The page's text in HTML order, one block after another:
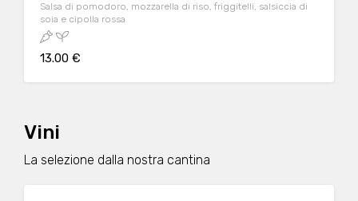
Salsa di pomodoro, mozzarella di riso, friggitelli, salsiccia di
soia e cipolla rossa
13.00 €
Vini
La selezione dalla nostra cantina